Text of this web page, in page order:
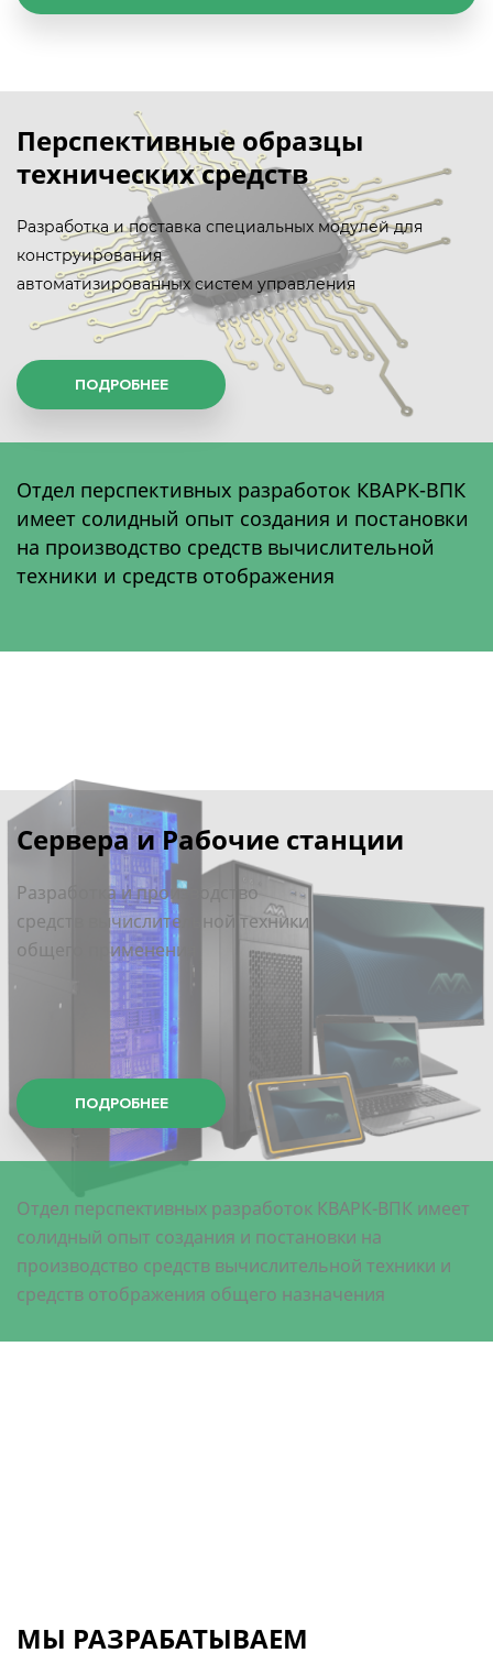
Перспективные образцы
технических средств
Разработка и поставка специальных модулей для
конструирования
автоматизированных систем управления
ПОДРОБНЕЕ
Отдел перспективных разработок КВАРК-ВПК
имеет солидный опыт создания и постановки
на производство средств вычислительной
техники и средств отображения
Сервера и Рабочие станции
Разработка и производство
средств вычислительной техники
общего применения
ПОДРОБНЕЕ
Отдел перспективных разработок КВАРК-ВПК имеет
солидный опыт создания и постановки на
производство средств вычислительной техники и
средств отображения общего назначения
МЫ РАЗРАБАТЫВАЕМ